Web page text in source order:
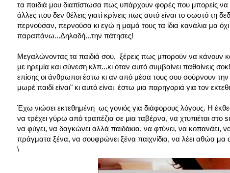
τα παιδιά μου διαπίστωσα πως υπάρχουν φορές που μπορείς
άλλες που δεν θέλεις γιατί κρίνεις πως αυτό είναι το σωστό
περνούσαν, περνούσα κι εγώ η μαμά τους τα ίδια κανάλια μα
παραπάνω...Δηλαδή...την πάτησες!
Μεγαλώνοντας τα παιδιά σου, ξέρεις πως μπορούν να κάνουν
με ηρεμία και σύνεση κλπ...κι όταν αυτό συμβαίνει παθαίνεις
επίσης οι άνθρωποι έστω κι αν από μέσα τους σου σούρνουν
μωρέ παιδί είναι" κι αυτό είναι έστω μια παρηγοριά για τον
Έχω νιώσει εκτεθημένη ως γονιός για διάφορους λόγους. Η
να τρέχει γύρω από τραπέζια σε μια ταβέρνα, να χτυπιέται στο
να φύγει, να δαγκώνει αλλά παιδάκια, να φτύνει, να κοπανάει,
πράγματα ξένα, να σουφρώνει ξένα παιχνίδια, να λέει αθώα μα
\